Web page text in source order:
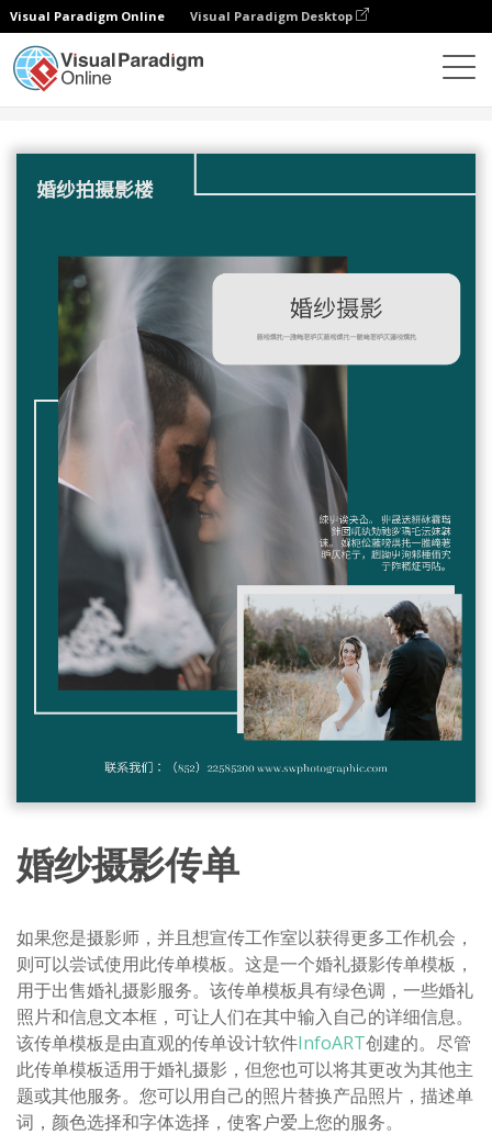
Visual Paradigm Online Visual Paradigm Desktop
婚纱摄影传单
如果您是摄影师，并且想宣传工作室以获得更多工作机会，
则可以尝试使用此传单模板。这是一个婚礼摄影传单模板，
用于出售婚礼摄影服务。该传单模板具有绿色调，一些婚礼
照片和信息文本框，可让人们在其中输入自己的详细信息。
该传单模板是由直观的传单设计软件InfoART创建的。尽管
此传单模板适用于婚礼摄影，但您也可以将其更改为其他主
题或其他服务。您可以用自己的照片替换产品照片，描述单
词，颜色选择和字体选择，使客户爱上您的服务。